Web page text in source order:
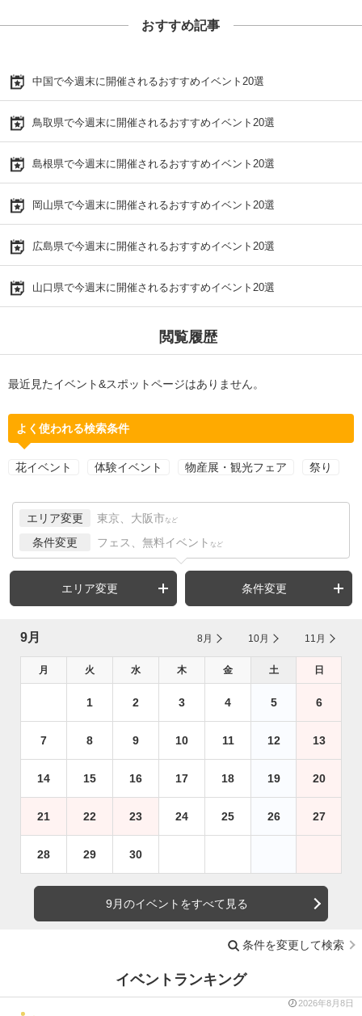
おすすめ記事
中国で今週末に開催されるおすすめイベント20選
鳥取県で今週末に開催されるおすすめイベント20選
島根県で今週末に開催されるおすすめイベント20選
岡山県で今週末に開催されるおすすめイベント20選
広島県で今週末に開催されるおすすめイベント20選
山口県で今週末に開催されるおすすめイベント20選
閲覧履歴
最近見たイベント&スポットページはありません。
よく使われる検索条件
花イベント 体験イベント 物産展・観光フェア 祭り
エリア変更 東京、大阪市 など
条件変更 フェス、無料イベント など
エリア変更 条件変更
9月 8月 10月 11月
月 火 水 木 金 土 日
1 2 3 4 5 6
7 8 9 10 11 12 13
14 15 16 17 18 19 20
21 22 23 24 25 26 27
28 29 30
9月のイベントをすべて見る
条件を変更して検索
イベントランキング
2026年8月8日